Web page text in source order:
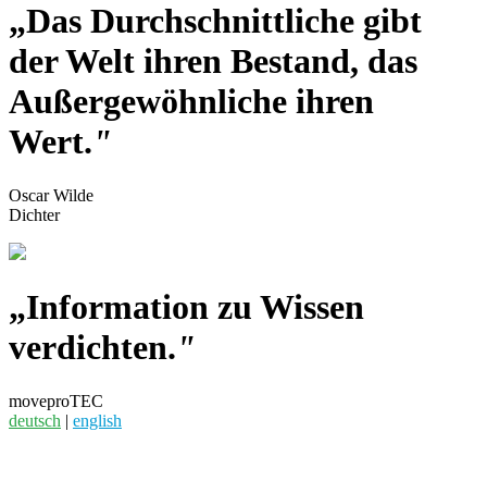
„Das Durchschnittliche gibt
der Welt ihren Bestand, das
Außergewöhnliche ihren
Wert."
Oscar Wilde
Dichter
„Information zu Wissen
verdichten."
moveproTEC
deutsch | english